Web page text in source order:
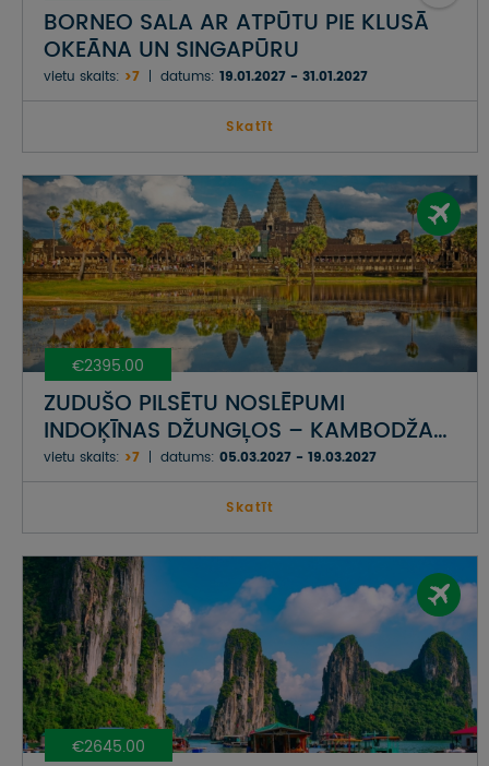
BORNEO SALA AR ATPŪTU PIE KLUSĀ
OKEĀNA UN SINGAPŪRU
vietu skaits: >7 datums: 19.01.2027 - 31.01.2027
Skatīt
€2395.00
ZUDUŠO PILSĒTU NOSLĒPUMI
INDOĶĪNAS DŽUNGĻOS – KAMBODŽA
...AR TROPISKO KOH RONG SALU
vietu skaits: >7 datums: 05.03.2027 - 19.03.2027
Skatīt
€2645.00